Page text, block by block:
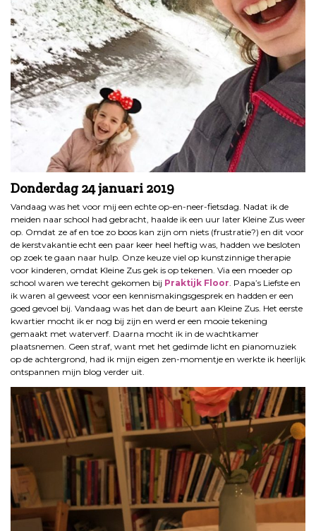
Donderdag 24 januari 2019
Vandaag was het voor mij een echte op-en-neer-fietsdag. Nadat ik de
meiden naar school had gebracht, haalde ik een uur later Kleine Zus weer
op. Omdat ze af en toe zo boos kan zijn om niets (frustratie?) en dit voor
de kerstvakantie echt een paar keer heel heftig was, hadden we besloten
op zoek te gaan naar hulp. Onze keuze viel op kunstzinnige therapie
voor kinderen, omdat Kleine Zus gek is op tekenen. Via een moeder op
school waren we terecht gekomen bij Praktijk Floor . Papa’s Liefste en
ik waren al geweest voor een kennismakingsgesprek en hadden er een
goed gevoel bij. Vandaag was het dan de beurt aan Kleine Zus. Het eerste
kwartier mocht ik er nog bij zijn en werd er een mooie tekening
gemaakt met waterverf. Daarna mocht ik in de wachtkamer
plaatsnemen. Geen straf, want met het gedimde licht en pianomuziek
op de achtergrond, had ik mijn eigen zen-momentje en werkte ik heerlijk
ontspannen mijn blog verder uit.